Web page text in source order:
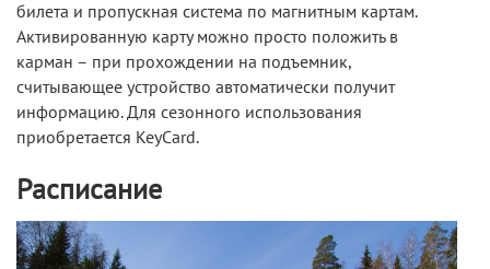
билета и пропускная система по магнитным картам.
Активированную карту можно просто положить в
карман – при прохождении на подъемник,
считывающее устройство автоматически получит
информацию. Для сезонного использования
приобретается KeyCard.
Расписание